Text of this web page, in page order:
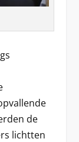
de
lichtten